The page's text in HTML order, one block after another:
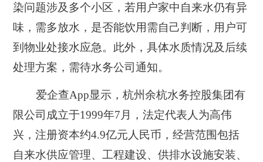
染问题涉及多个小区，若用户家中自来水仍有异
味，需多放水，是否能饮用需自己判断，用户可
到物业处接水应急。此外，具体水质情况及后续
处理方案，需待水务公司通知。
爱企查App显示，杭州余杭水务控股集团有
限公司成立于1999年7月，法定代表人为高伟
兴，注册资本约4.9亿元人民币，经营范围包括
自来水供应管理、工程建设、供排水设施安装、